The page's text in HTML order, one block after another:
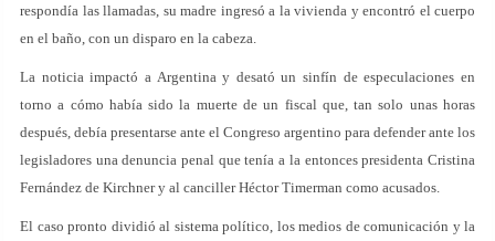
respondía las llamadas, su madre ingresó a la vivienda y encontró el cuerpo
en el baño, con un disparo en la cabeza.
La noticia impactó a Argentina y desató un sinfín de especulaciones en
torno a cómo había sido la muerte de un fiscal que, tan solo unas horas
después, debía presentarse ante el Congreso argentino para defender ante los
legisladores una denuncia penal que tenía a la entonces presidenta Cristina
Fernández de Kirchner y al canciller Héctor Timerman como acusados.
El caso pronto dividió al sistema político, los medios de comunicación y la